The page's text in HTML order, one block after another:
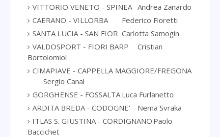
VITTORIO VENETO - SPINEA Andrea Zanardo
CAERANO - VILLORBA
Federico Fioretti
SANTA LUCIA - SAN FIOR Carlotta Samogin
VALDOSPORT - FIORI BARP
Cristian
Bortolomiol
CIMAPIAVE - CAPPELLA MAGGIORE/FREGONA
Sergio Canal
GORGHENSE - FOSSALTA Luca Furlanetto
ARDITA BREDA - CODOGNE'
Nema Svraka
ITLAS S. GIUSTINA - CORDIGNANO Paolo
Baccichet